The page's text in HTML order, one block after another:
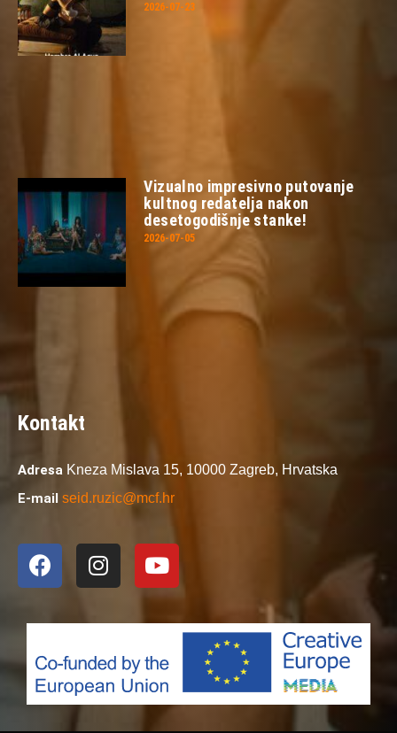
2026-07-23
Vizualno impresivno putovanje
kultnog redatelja nakon
desetogodišnje stanke!
2026-07-05
Kontakt
Adresa Kneza Mislava 15, 10000 Zagreb, Hrvatska
E-mail seid.ruzic@mcf.hr